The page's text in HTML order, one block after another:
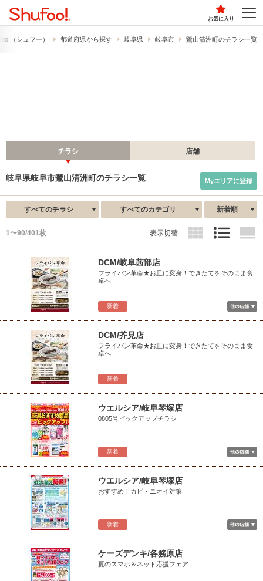
お気に入り
（シュフー） 都道府県から探す 岐阜県 岐阜市 鷺山清洲町のチラシ一覧
チラシ 店舗
岐阜県岐阜市鷺山清洲町のチラシ一覧 Myエリアに登録
すべてのチラシ すべてのカテゴリ 新着順
1〜90/401枚 表示切替
新着
DCM/岐阜茜部店
フライパン革命★お皿に変身！できたてをそのまま食
卓へ
新着
DCM/芥見店
フライパン革命★お皿に変身！できたてをそのまま食
卓へ
新着
ウエルシア/岐阜琴塚店
0805号ピックアップチラシ
新着
ウエルシア/岐阜琴塚店
おすすめ！カビ・ニオイ対策
ケーズデンキ/各務原店
夏のスマホ＆ネット応援フェア